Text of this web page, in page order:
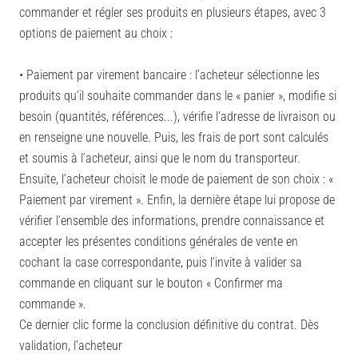
commander et régler ses produits en plusieurs étapes, avec 3
options de paiement au choix :
• Paiement par virement bancaire : l’acheteur sélectionne les
produits qu’il souhaite commander dans le « panier », modifie si
besoin (quantités, références...), vérifie l’adresse de livraison ou
en renseigne une nouvelle. Puis, les frais de port sont calculés
et soumis à l’acheteur, ainsi que le nom du transporteur.
Ensuite, l’acheteur choisit le mode de paiement de son choix : «
Paiement par virement ». Enfin, la dernière étape lui propose de
vérifier l’ensemble des informations, prendre connaissance et
accepter les présentes conditions générales de vente en
cochant la case correspondante, puis l’invite à valider sa
commande en cliquant sur le bouton « Confirmer ma
commande ».
Ce dernier clic forme la conclusion définitive du contrat. Dès
validation, l’acheteur